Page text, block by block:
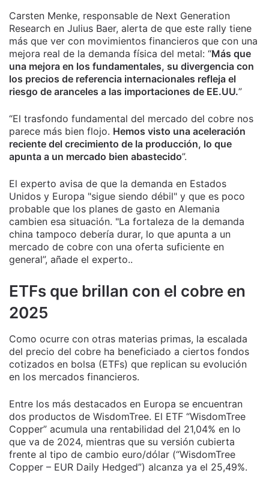
Carsten Menke, responsable de Next Generation
Research en Julius Baer, alerta de que este rally tiene
más que ver con movimientos financieros que con una
mejora real de la demanda física del metal: “Más que
una mejora en los fundamentales, su divergencia con
los precios de referencia internacionales refleja el
riesgo de aranceles a las importaciones de EE.UU.”
“El trasfondo fundamental del mercado del cobre nos
parece más bien flojo. Hemos visto una aceleración
reciente del crecimiento de la producción, lo que
apunta a un mercado bien abastecido”.
El experto avisa de que la demanda en Estados
Unidos y Europa "sigue siendo débil" y que es poco
probable que los planes de gasto en Alemania
cambien esa situación. "La fortaleza de la demanda
china tampoco debería durar, lo que apunta a un
mercado de cobre con una oferta suficiente en
general”, añade el experto..
ETFs que brillan con el cobre en
2025
Como ocurre con otras materias primas, la escalada
del precio del cobre ha beneficiado a ciertos fondos
cotizados en bolsa (ETFs) que replican su evolución
en los mercados financieros.
Entre los más destacados en Europa se encuentran
dos productos de WisdomTree. El ETF “WisdomTree
Copper” acumula una rentabilidad del 21,04% en lo
que va de 2024, mientras que su versión cubierta
frente al tipo de cambio euro/dólar (“WisdomTree
Copper – EUR Daily Hedged”) alcanza ya el 25,49%.